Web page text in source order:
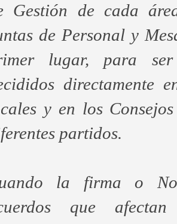
Gestión de cada
de Personal y
lugar, para
directamente
y en los
partidos.
la firma o
que